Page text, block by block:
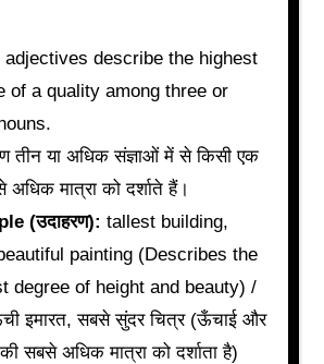
adjectives describe the highest
of a quality among three or
तीन या अधिक संज्ञाओं में से किसी एक
मात्रा को दर्शाते हैं।
(उदाहरण): tallest building,
painting (Describes the
degree of height and beauty) /
इमारत, सबसे सुंदर चित्र (ऊँचाई और
सबसे अधिक मात्रा को दर्शाता है)